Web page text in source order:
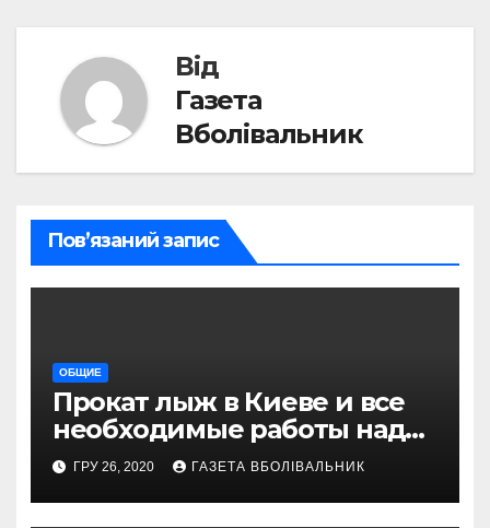
Від
Газета
Вболівальник
Пов’язаний запис
ОБЩИЕ
Прокат лыж в Киеве и все
необходимые работы над
снаряжением, которое
проводит магазин
«VELOPARK»
ГРУ 26, 2020 ГАЗЕТА ВБОЛІВАЛЬНИК